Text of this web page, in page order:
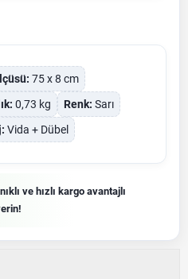
75 x 8 cm
0,73 kg Renk: Sarı
Vida + Dübel
ve hızlı kargo avantajlı